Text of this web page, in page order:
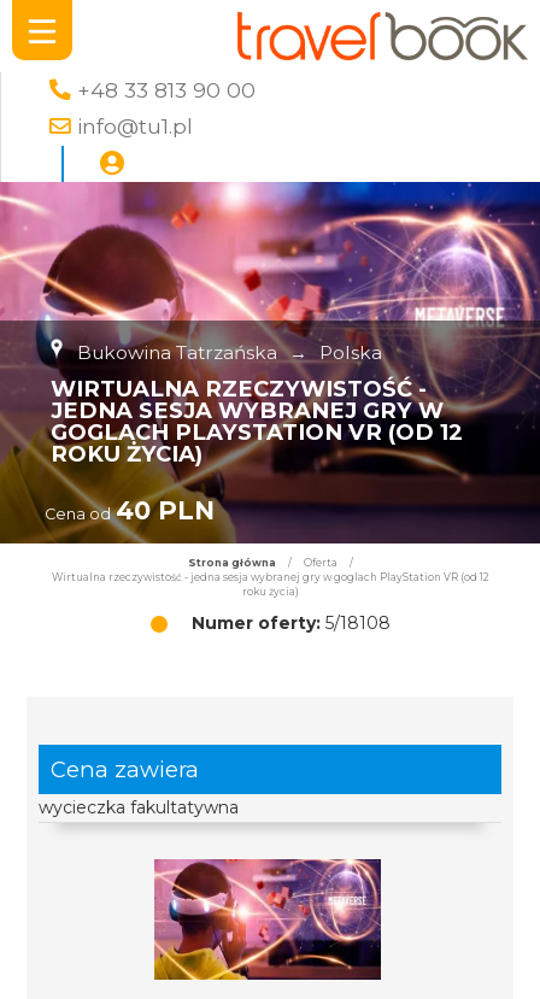
+48 33 813 90 00
info@tu1.pl
Bukowina Tatrzańska → Polska
WIRTUALNA RZECZYWISTOŚĆ -
JEDNA SESJA WYBRANEJ GRY W
GOGLACH PLAYSTATION VR (OD 12
ROKU ŻYCIA)
Cena od 40 PLN
Strona główna / Oferta
/
Wirtualna rzeczywistość - jedna sesja wybranej gry w goglach PlayStation VR (od 12
roku życia)
Numer oferty:5/18108
Cena zawiera
wycieczka fakultatywna